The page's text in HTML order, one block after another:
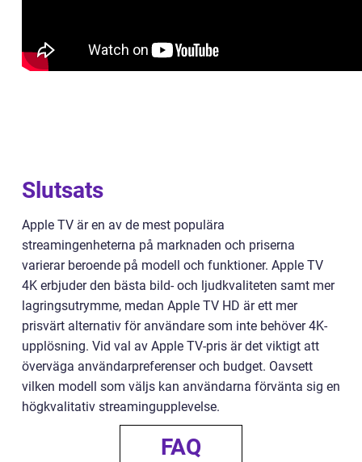
Slutsats
Apple TV är en av de mest populära
streamingenheterna på marknaden och priserna
varierar beroende på modell och funktioner. Apple TV
4K erbjuder den bästa bild- och ljudkvaliteten samt mer
lagringsutrymme, medan Apple TV HD är ett mer
prisvärt alternativ för användare som inte behöver 4K-
upplösning. Vid val av Apple TV-pris är det viktigt att
överväga användarpreferenser och budget. Oavsett
vilken modell som väljs kan användarna förvänta sig en
högkvalitativ streamingupplevelse.
FAQ